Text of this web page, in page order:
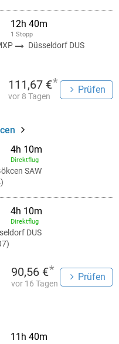
12h 40m
1 Stopp
Düsseldorf DUS
111,67 €*
vor 8 Tagen
Prüfen
4h 10m
Direktflug
SAW
4h 10m
Direktflug
DUS
90,56 €*
vor 16 Tagen
Prüfen
11h 40m